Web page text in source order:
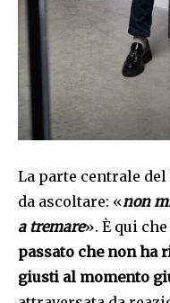
La parte centrale
da ascoltare: «non
a tremare». È qui che
passato che non ha
giusti al momento